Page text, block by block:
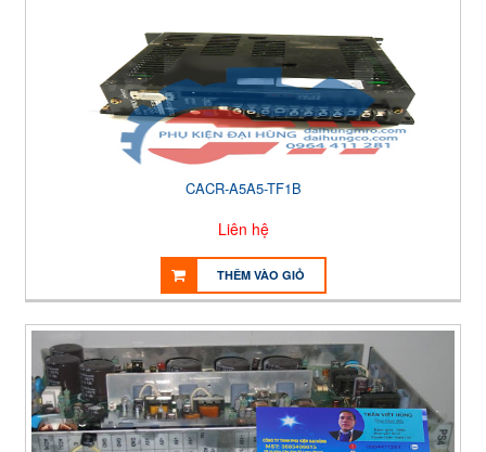
CACR-A5A5-TF1B
Liên hệ
THÊM VÀO GIỎ